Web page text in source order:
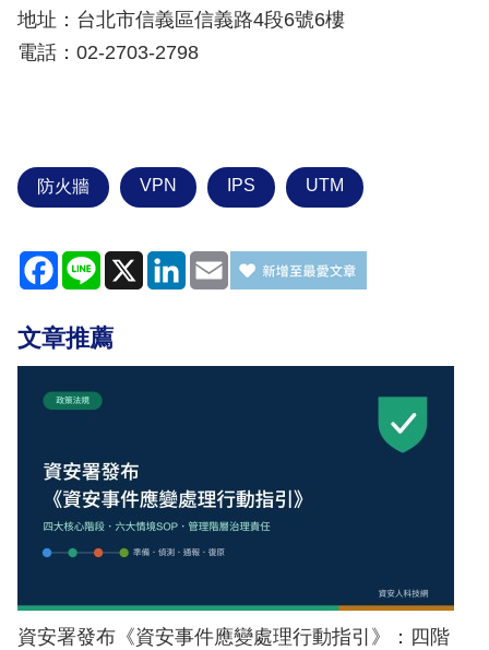
地址：台北市信義區信義路4段6號6樓
電話：02-2703-2798
防火牆 VPN IPS UTM
Facebook
Line X LinkedIn
Email
文章推薦
資安署發布《資安事件應變處理行動指引》：四階